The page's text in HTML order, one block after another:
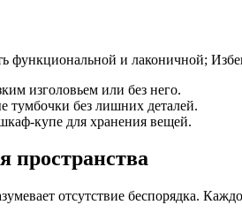
функциональной и лаконичной;
изголовьем или без него.
тумбочки без лишних деталей.
купе для хранения вещей.
пространства
отсутствие беспорядка.